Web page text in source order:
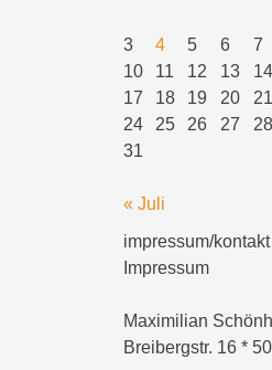
3
4 5 6 7
10
11 12 13 14
17
18 19 20 21
24
25 26 27 28
31
« Juli
impressum/kontakt
Impressum
Maximilian
Breibergstr. 16 *